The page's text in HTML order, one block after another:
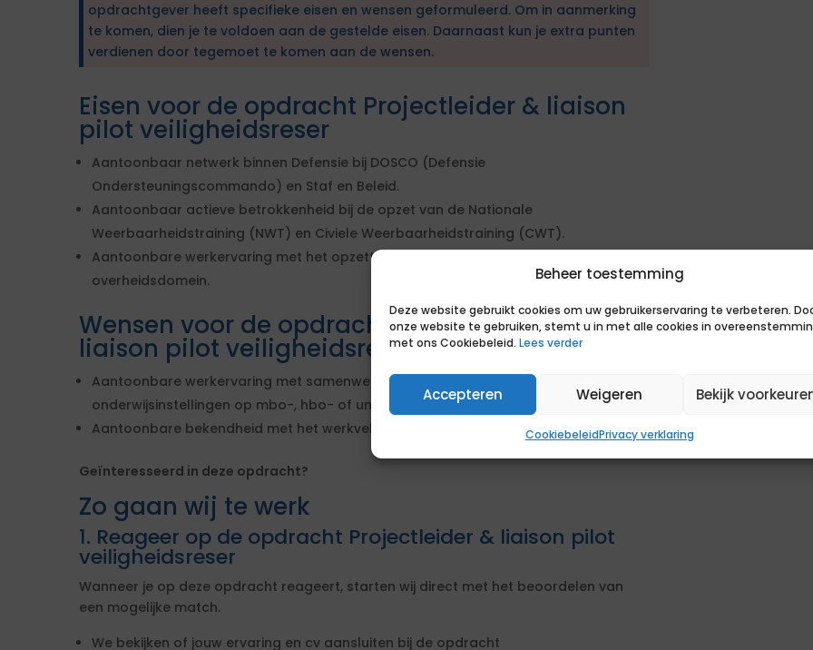
Beheer toestemming
Deze website gebruikt cookies om uw gebruikerservaring te verbeteren.
onze website te gebruiken, stemt u in met alle cookies in
met ons Cookiebeleid. Lees verder
Accepteren Weigeren Bekijk
CookiebeleidPrivacy verklaring
opdrachtgever heeft specifieke eisen en wensen geformuleerd. Om in aanmerking
te komen, dien je te voldoen aan de gestelde eisen. Daarnaast kun je extra punten
verdienen door tegemoet te komen aan de wensen.
Eisen voor de opdracht Projectleider & liaison
pilot veiligheidsreser
Aantoonbaar netwerk binnen Defensie bij DOSCO (Defensie
Ondersteuningscommando) en Staf en Beleid.
Aantoonbaar actieve betrokkenheid bij de opzet van de Nationale
Weerbaarheidstraining (NWT) en Civiele Weerbaarheidstraining (CWT).
Aantoonbare werkervaring met het opzetten van pilots binnen het
overheidsdomein.
Wensen voor de opdracht Projectleider &
liaison pilot veiligheidsreser
Aantoonbare werkervaring met samenwerken met en/of binnen
onderwijsinstellingen op mbo-, hbo- of universitair niveau.
Aantoonbare bekendheid met het werkveld van de Veiligheidsregio.
Geïnteresseerd in deze opdracht?
Zo gaan wij te werk
1. Reageer op de opdracht Projectleider & liaison pilot
veiligheidsreser
Wanneer je op deze opdracht reageert, starten wij direct met het beoordelen van
een mogelijke match.
We bekijken of jouw ervaring en cv aansluiten bij de opdracht